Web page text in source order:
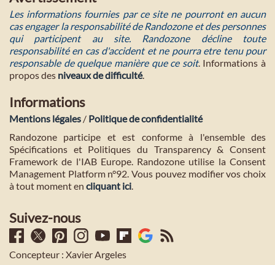
Les informations fournies par ce site ne pourront en aucun
cas engager la responsabilité de Randozone et des personnes
qui participent au site. Randozone décline toute
responsabilité en cas d'accident et ne pourra etre tenu pour
responsable de quelque manière que ce soit. Informations à
propos des niveaux de difficulté.
Informations
Mentions légales / Politique de confidentialité
Randozone participe et est conforme à l'ensemble des
Spécifications et Politiques du Transparency & Consent
Framework de l'IAB Europe. Randozone utilise la Consent
Management Platform n°92. Vous pouvez modifier vos choix
à tout moment en cliquant ici
Suivez-nous
Concepteur : Xavier Argeles